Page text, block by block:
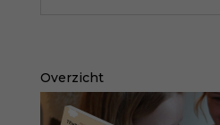
Overzicht